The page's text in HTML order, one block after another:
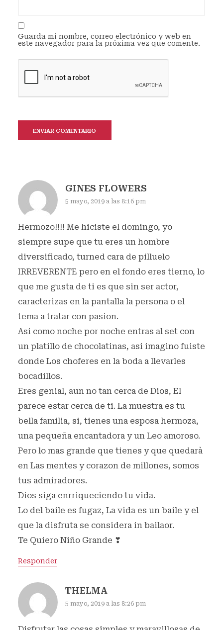
Guarda mi nombre, correo electrónico y web en
este navegador para la próxima vez que comente.
GINES FLOWERS
5 mayo, 2019 a las 8:16 pm
Hermozo!!!! Me hiciste el domingo, yo
siempre supe que tu eres un hombre
diversificado, turned cara de pilluelo
IRREVERENTE pero en el fondo eres tierno, lo
que me gusta de ti es que sin ser actor,
caracterizas en la pantalla la persona o el
tema a tratar con pasion.
Asi como noche por noche entras al set con
un platillo de chocolatinas, asi imagino fuiste
donde Los choferes en la boda a llevarles
bocadillos.
Eres genial, aun no tan cerca de Dios, El
parece estar cerca de ti. La muestra es tu
bella familia, si, tienes una esposa hermoza,
una pequeña encantadora y un Leo amoroso.
Pero lo mas grande que tienes y que quedarà
en Las mentes y corazon de millones, somos
tus admiradores.
Dios siga enrriqueciendo tu vida.
Lo del baile es fugaz, La vida es un baile y el
que la disfruta se considera in bailaor.
Te Quiero Niño Grande ❣
Responder
THELMA
5 mayo, 2019 a las 8:26 pm